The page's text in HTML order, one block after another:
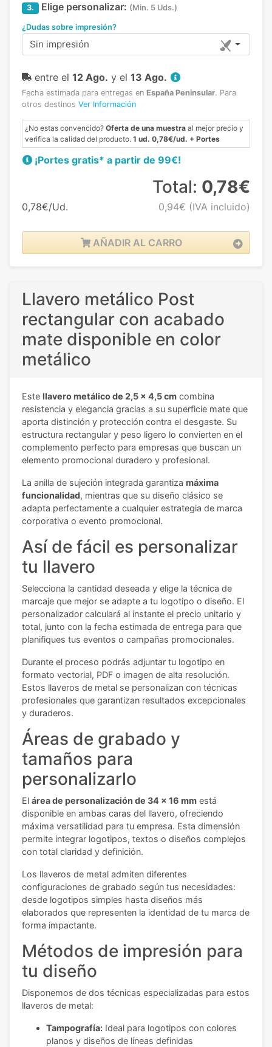
3. Elige personalizar: (Min. 5 Uds.)
¿Dudas sobre impresión?
Sin impresión
entre el 12 Ago. y el 13 Ago.
Fecha estimada para entregas en España Peninsular. Para
otros destinos Ver Información
¿No estas convencido? Oferta de una muestra al mejor precio y
verifica la calidad del producto. 1 ud. 0,78€/ud. + Portes
¡Portes gratis* a partir de 99€!
0,78€/Ud.
Total: 0,78€
0,94€ (IVA incluido)
AÑADIR AL CARRO
Llavero metálico Post
rectangular con acabado
mate disponible en color
metálico
Este llavero metálico de 2,5 x 4,5 cm combina
resistencia y elegancia gracias a su superficie mate que
aporta distinción y protección contra el desgaste. Su
estructura rectangular y peso ligero lo convierten en el
complemento perfecto para empresas que buscan un
elemento promocional duradero y profesional.
La anilla de sujeción integrada garantiza máxima
funcionalidad, mientras que su diseño clásico se
adapta perfectamente a cualquier estrategia de marca
corporativa o evento promocional.
Así de fácil es personalizar
tu llavero
Selecciona la cantidad deseada y elige la técnica de
marcaje que mejor se adapte a tu logotipo o diseño. El
personalizador calculará al instante el precio unitario y
total, junto con la fecha estimada de entrega para que
planifiques tus eventos o campañas promocionales.
Durante el proceso podrás adjuntar tu logotipo en
formato vectorial, PDF o imagen de alta resolución.
Estos llaveros de metal se personalizan con técnicas
profesionales que garantizan resultados excepcionales
y duraderos.
Áreas de grabado y
tamaños para
personalizarlo
El área de personalización de 34 x 16 mm está
disponible en ambas caras del llavero, ofreciendo
máxima versatilidad para tu empresa. Esta dimensión
permite integrar logotipos, textos o diseños complejos
con total claridad y definición.
Los llaveros de metal admiten diferentes
configuraciones de grabado según tus necesidades:
desde logotipos simples hasta diseños más
elaborados que representen la identidad de tu marca de
forma impactante.
Métodos de impresión para
tu diseño
Disponemos de dos técnicas especializadas para estos
llaveros de metal:
Tampografía: Ideal para logotipos con colores
planos y diseños de líneas definidas